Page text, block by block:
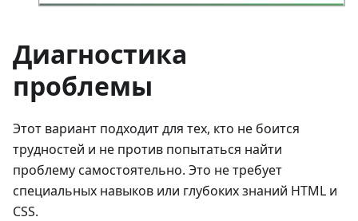
Диагностика
проблемы
Этот вариант подходит для тех, кто не боится
трудностей и не против попытаться найти
проблему самостоятельно. Это не требует
специальных навыков или глубоких знаний HTML и
CSS.